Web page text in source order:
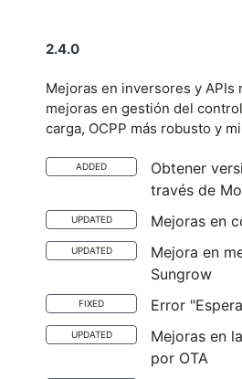
2.4.0
Mejoras en inversores y APIs
mejoras en gestión del
carga, OCPP más robusto y
ADDED
Obtener
través de
UPDATED Mejoras en
UPDATED
Mejora en
Sungrow
FIXED Error
UPDATED
Mejoras en
por OTA